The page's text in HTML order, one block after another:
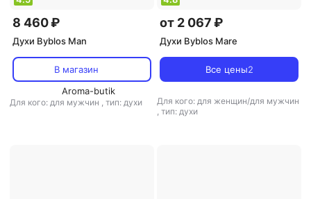
8 460 ₽
Духи Byblos Man
В магазин
Aroma-butik
Для кого: для мужчин , тип: духи
от 2 067 ₽
Духи Byblos Mare
Все цены2
Для кого: для женщин/для мужчин
, тип: духи